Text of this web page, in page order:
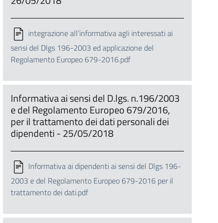
integrazione all’informativa agli interessati ai
sensi del Dlgs 196-2003 ed applicazione del
Regolamento Europeo 679-2016.pdf
Informativa ai sensi del D.lgs. n.196/2003
e del Regolamento Europeo 679/2016,
per il trattamento dei dati personali dei
dipendenti - 25/05/2018
Informativa ai dipendenti ai sensi del Dlgs 196-
2003 e del Regolamento Europeo 679-2016 per il
trattamento dei dati.pdf